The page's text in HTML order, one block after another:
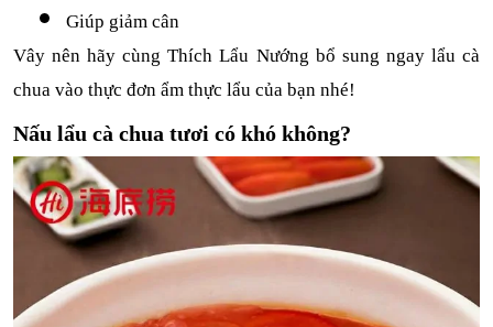
Giúp giảm cân
Vây nên hãy cùng Thích Lẩu Nướng bổ sung ngay lẩu cà
chua vào thực đơn ẩm thực lẩu của bạn nhé!
Nấu lẩu cà chua tươi có khó không?